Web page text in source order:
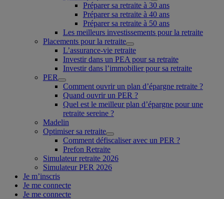
Préparer sa retraite à 30 ans
Préparer sa retraite à 40 ans
Préparer sa retraite à 50 ans
Les meilleurs investissements pour la retraite
Placements pour la retraite
L’assurance-vie retraite
Investir dans un PEA pour sa retraite
Investir dans l’immobilier pour sa retraite
PER
Comment ouvrir un plan d’épargne retraite ?
Quand ouvrir un PER ?
Quel est le meilleur plan d’épargne pour une
retraite sereine ?
Madelin
Optimiser sa retraite
Comment défiscaliser avec un PER ?
Prefon Retraite
Simulateur retraite 2026
Simulateur PER 2026
Je m’inscris
Je me connecte
Je me connecte